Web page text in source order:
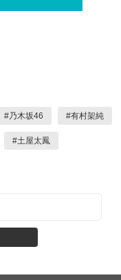
#乃木坂46 #有村架純
#土屋太鳳